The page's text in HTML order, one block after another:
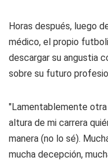
Horas después, luego
médico, el propio
descargar su angustia
sobre su futuro
"Lamentablemente
altura de mi carrera
manera (no lo sé).
mucha decepción,